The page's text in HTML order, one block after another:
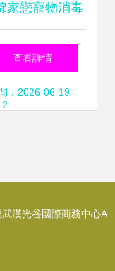
家戀寵物消毒
學守護愛寵健
殲滅細菌于無
查看詳情
：2026-06-19
漢光谷國際商務中心A